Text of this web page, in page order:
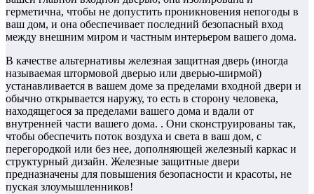
герметична, чтобы не допустить проникновения непогоды в
ваш дом, и она обеспечивает последний безопасный вход
между внешним миром и частным интерьером вашего дома.
В качестве альтернативы железная защитная дверь (иногда
называемая штормовой дверью или дверью-ширмой)
устанавливается в вашем доме за пределами входной двери и
обычно открывается наружу, то есть в сторону человека,
находящегося за пределами вашего дома и вдали от
внутренней части вашего дома. . Они сконструированы так,
чтобы обеспечить поток воздуха и света в ваш дом, с
перегородкой или без нее, дополняющей железный каркас и
структурный дизайн. Железные защитные двери
предназначены для повышения безопасности и красоты, не
пуская злоумышленников!